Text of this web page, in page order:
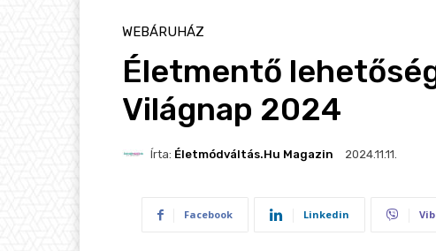
WEBÁRUHÁZ
Életmentő
Világnap 2024
Írta: Életmódváltás.hu Magazin 2024.11.11.
Facebook Linkedin